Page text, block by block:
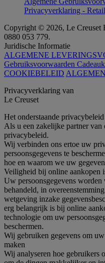
Privacyverklaring -
Copyright © 2026, Le Creuset
0880 053 779.
Juridische Informatie
ALGEMENE
Gebruiksvoorwaarden
COOKIEBELEID
Privacyverklaring van
Le Creuset
Het onderstaande
Als u een zakelijke partner van
privacybeleid.
Wij verbinden ons ertoe uw
persoonsgegevens te
hoe en waarom we uw
Veiligheid bij online aankopen
Uw persoonsgegevens
behandeld, in
wetgeving inzake
erg belangrijk is bij online
technologie om uw
beschermen.
Wij gebruiken gegevens om
maken
Wij analyseren hoe gebruikers